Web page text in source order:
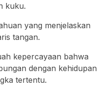
kuku.
yang menjelaskan
tangan.
kepercayaan bahwa
dengan kehidupan
tertentu.